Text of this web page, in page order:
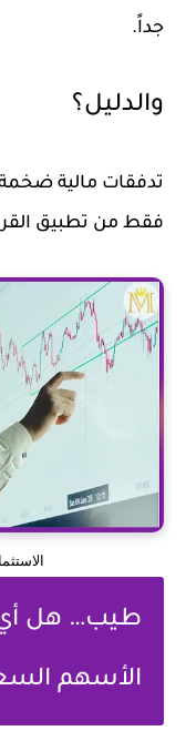
جداً.
والدليل؟
تدفقات مالية
فقط من تطبيق
طيب… هل أي
الأسهم